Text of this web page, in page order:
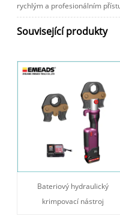
rychlým a profesionálním
Související produkty
Bateriový hydraulický
krimpovací nástroj